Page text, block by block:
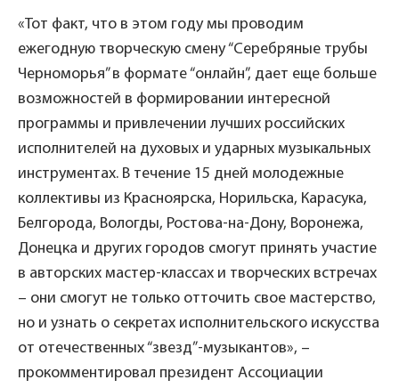
«Тот факт, что в этом году мы проводим
ежегодную творческую смену “Серебряные трубы
Черноморья” в формате “онлайн”, дает еще больше
возможностей в формировании интересной
программы и привлечении лучших российских
исполнителей на духовых и ударных музыкальных
инструментах. В течение 15 дней молодежные
коллективы из Красноярска, Норильска, Карасука,
Белгорода, Вологды, Ростова-на-Дону, Воронежа,
Донецка и других городов смогут принять участие
в авторских мастер-классах и творческих встречах
– они смогут не только отточить свое мастерство,
но и узнать о секретах исполнительского искусства
от отечественных “звезд”-музыкантов», –
прокомментировал президент Ассоциации